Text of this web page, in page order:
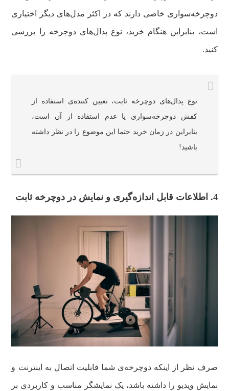
دوچرخه‌سواری خاصی دارند که در اکثر مدل‌های دیگر اختیاری
است، بنابراین هنگام خرید، نوع پدال‌های دوچرخه را بررسی
کنید.
نوع پدال‌های دوچرخه ثابت، تعیین کننده‌ی استفاده از
کفش دوچرخه‌سواری یا عدم استفاده از آن است،
بنابراین در زمان خرید حتما این موضوع را در نظر داشته
باشید!
4. اطلاعات قابل اندازه‌گیری و نمایش در دوچرخه ثابت
صرف نظر از اینکه دوچرخه‌ی شما قابلیت اتصال به اینترنت و
نمایش ویديو را داشته باشد، یک نمایشگر مناسب و کاربردی بر